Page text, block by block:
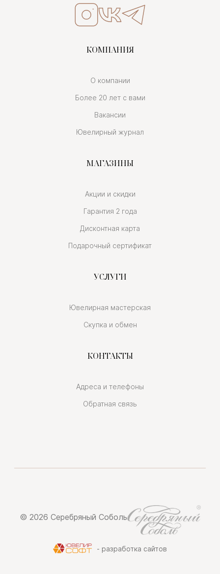
КОМПАНИЯ
О компании
Более 20 лет с вами
Вакансии
Ювелирный журнал
МАГАЗИНЫ
Акции и скидки
Гарантия 2 года
Дисконтная карта
Подарочный сертификат
УСЛУГИ
Ювелирная мастерская
Скупка и обмен
КОНТАКТЫ
Адреса и телефоны
Обратная связь
© 2026 Серебряный Соболь
- разработка сайтов